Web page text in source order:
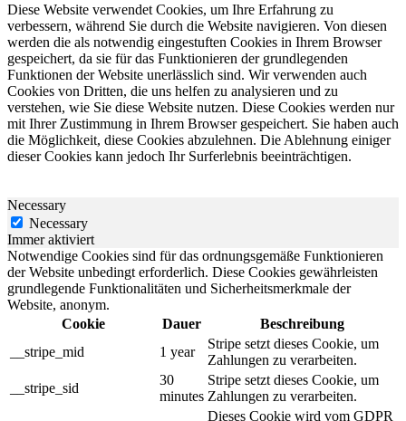
Diese Website verwendet Cookies, um Ihre Erfahrung zu
verbessern, während Sie durch die Website navigieren. Von diesen
werden die als notwendig eingestuften Cookies in Ihrem Browser
gespeichert, da sie für das Funktionieren der grundlegenden
Funktionen der Website unerlässlich sind. Wir verwenden auch
Cookies von Dritten, die uns helfen zu analysieren und zu
verstehen, wie Sie diese Website nutzen. Diese Cookies werden nur
mit Ihrer Zustimmung in Ihrem Browser gespeichert. Sie haben auch
die Möglichkeit, diese Cookies abzulehnen. Die Ablehnung einiger
dieser Cookies kann jedoch Ihr Surferlebnis beeinträchtigen.
Necessary
Necessary
Immer aktiviert
Notwendige Cookies sind für das ordnungsgemäße Funktionieren
der Website unbedingt erforderlich. Diese Cookies gewährleisten
grundlegende Funktionalitäten und Sicherheitsmerkmale der
Website, anonym.
Cookie
Dauer
Beschreibung
__stripe_mid
1 year
Stripe setzt dieses Cookie, um
Zahlungen zu verarbeiten.
__stripe_sid
30
minutes
Stripe setzt dieses Cookie, um
Zahlungen zu verarbeiten.
Dieses Cookie wird vom GDPR